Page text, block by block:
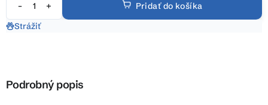
Pridať do košíka
Strážiť
Podrobný popis